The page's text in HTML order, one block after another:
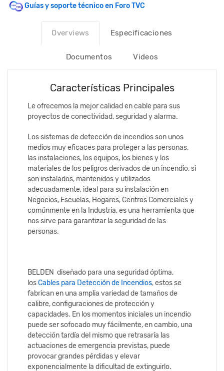
Guías y soporte técnico en Foro TVC
Overviews Especificaciones
Documentos Videos
Características Principales
Le ofrecemos la mejor calidad en cable para sus
proyectos de conectividad, seguridad y alarma.
Los sistemas de detección de incendios son unos
medios muy eficaces para proteger a las personas,
las instalaciones, los equipos, los bienes y los
materiales de los peligros derivados de un incendio, si
son instalados, mantenidos y utilizados
adecuadamente, ideal para su instalación en
Negocios, Escuelas, Hogares, Centros Comerciales y
comúnmente en la Industria, es una herramienta que
nos sirve para garantizar la seguridad de las
personas.
BELDEN diseñado para una seguridad óptima,
losCables para Detección de Incendios, estos se
fabrican en una amplia variedad de tamaños de
calibre, configuraciones de protección y
capacidades. En los momentos iniciales un incendio
puede ser sofocado muy fácilmente, en cambio, una
detección tardía del mismo que retrasaría las
actuaciones de emergencia previstas, puede
provocar grandes pérdidas y elevar
exponencialmente la dificultad de extinguirlo.